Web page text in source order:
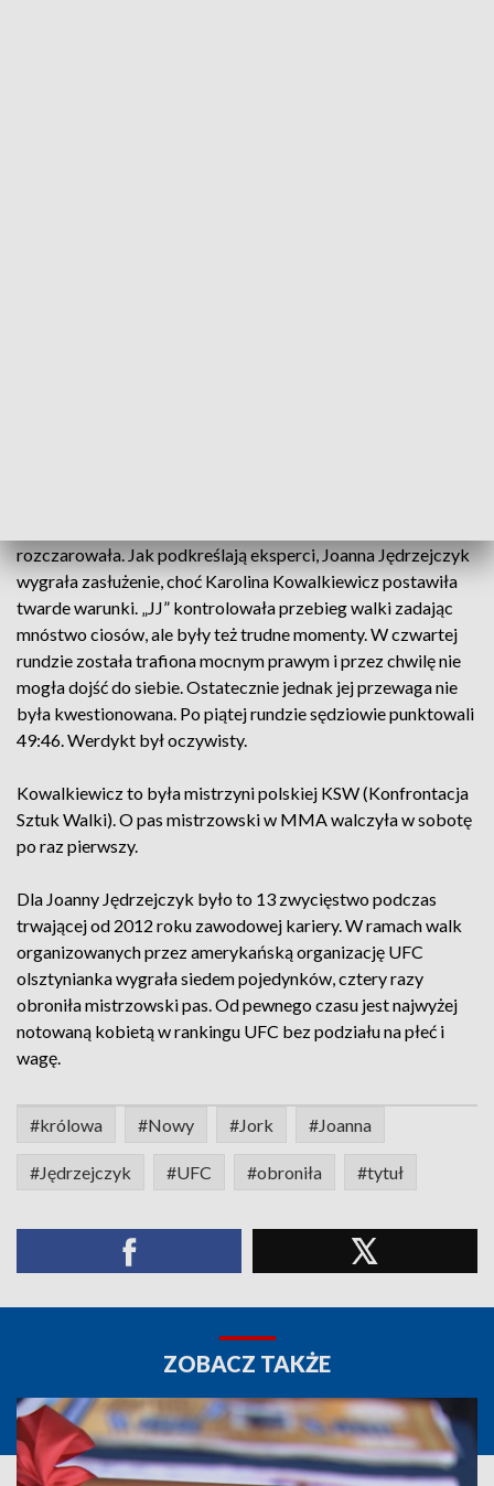
rozczarowała. Jak podkreślają eksperci, Joanna Jędrzejczyk
wygrała zasłużenie, choć Karolina Kowalkiewicz postawiła
twarde warunki. „JJ” kontrolowała przebieg walki zadając
mnóstwo ciosów, ale były też trudne momenty. W czwartej
rundzie została trafiona mocnym prawym i przez chwilę nie
mogła dojść do siebie. Ostatecznie jednak jej przewaga nie
była kwestionowana. Po piątej rundzie sędziowie punktowali
49:46. Werdykt był oczywisty.
Kowalkiewicz to była mistrzyni polskiej KSW (Konfrontacja
Sztuk Walki). O pas mistrzowski w MMA walczyła w sobotę
po raz pierwszy.
Dla Joanny Jędrzejczyk było to 13 zwycięstwo podczas
trwającej od 2012 roku zawodowej kariery. W ramach walk
organizowanych przez amerykańską organizację UFC
olsztynianka wygrała siedem pojedynków, cztery razy
obroniła mistrzowski pas. Od pewnego czasu jest najwyżej
notowaną kobietą w rankingu UFC bez podziału na płeć i
wagę.
#królowa #Nowy #Jork #Joanna
#Jędrzejczyk #UFC #obroniła #tytuł
ZOBACZ TAKŻE